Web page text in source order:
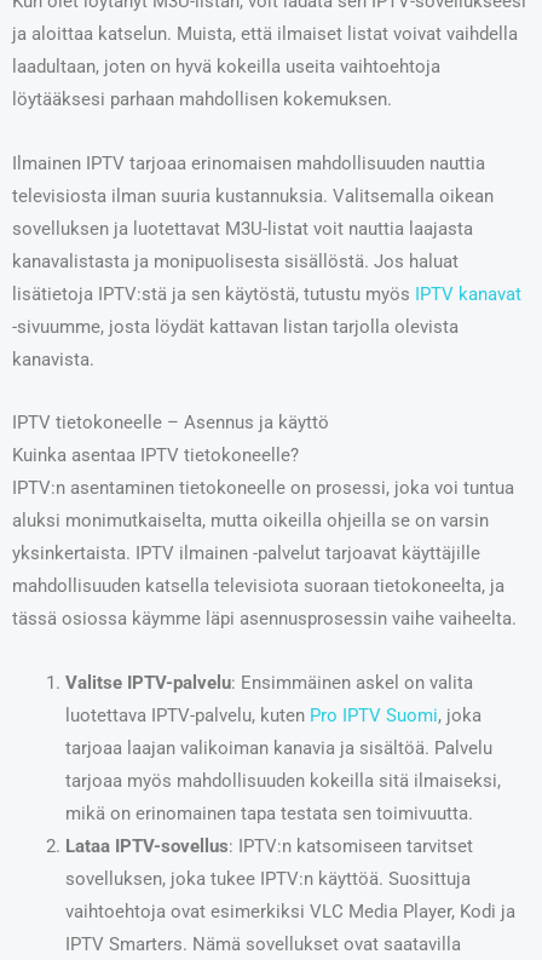
ja aloittaa katselun. Muista, että ilmaiset listat voivat vaihdella
laadultaan, joten on hyvä kokeilla useita vaihtoehtoja
löytääksesi parhaan mahdollisen kokemuksen.
Ilmainen IPTV tarjoaa erinomaisen mahdollisuuden nauttia
televisiosta ilman suuria kustannuksia. Valitsemalla oikean
sovelluksen ja luotettavat M3U-listat voit nauttia laajasta
kanavalistasta ja monipuolisesta sisällöstä. Jos haluat
lisätietoja IPTV:stä ja sen käytöstä, tutustu myös IPTV kanavat
-sivuumme, josta löydät kattavan listan tarjolla olevista
kanavista.
IPTV tietokoneelle – Asennus ja käyttö
Kuinka asentaa IPTV tietokoneelle?
IPTV:n asentaminen tietokoneelle on prosessi, joka voi tuntua
aluksi monimutkaiselta, mutta oikeilla ohjeilla se on varsin
yksinkertaista. IPTV ilmainen -palvelut tarjoavat käyttäjille
mahdollisuuden katsella televisiota suoraan tietokoneelta, ja
tässä osiossa käymme läpi asennusprosessin vaihe vaiheelta.
Valitse IPTV-palvelu: Ensimmäinen askel on valita
luotettava IPTV-palvelu, kuten Pro IPTV Suomi, joka
tarjoaa laajan valikoiman kanavia ja sisältöä. Palvelu
tarjoaa myös mahdollisuuden kokeilla sitä ilmaiseksi,
mikä on erinomainen tapa testata sen toimivuutta.
Lataa IPTV-sovellus: IPTV:n katsomiseen tarvitset
sovelluksen, joka tukee IPTV:n käyttöä. Suosittuja
vaihtoehtoja ovat esimerkiksi VLC Media Player, Kodi ja
IPTV Smarters. Nämä sovellukset ovat saatavilla